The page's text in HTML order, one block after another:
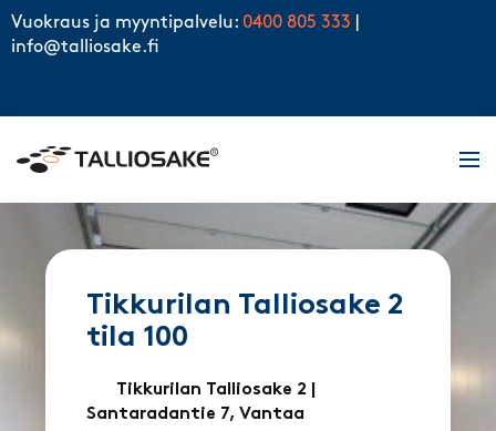
Skip to content
Vuokraus ja myyntipalvelu: 0400 805 333
info@talliosake.fi
Tikkurilan Talliosake 2
tila 100
Tikkurilan Talliosake 2
Santaradantie 7, Vantaa